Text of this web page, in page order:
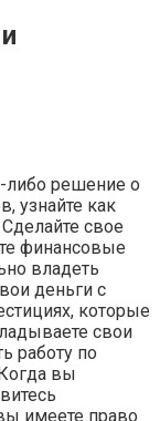
либо решение о
узнайте как
свое
финансовые
владеть
деньги с
которые
свои
работу по
вы
имеете право